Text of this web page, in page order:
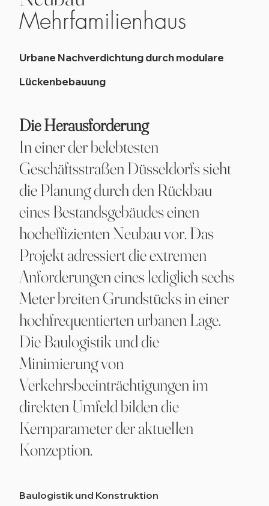
Mehrfamilienhaus
Urbane Nachverdichtung durch modulare
Lückenbebauung
Die Herausforderung
In einer der belebtesten
Geschäftsstraßen Düsseldorfs sieht
die Planung durch den Rückbau
eines Bestandsgebäudes einen
hocheffizienten Neubau vor. Das
Projekt adressiert die extremen
Anforderungen eines lediglich sechs
Meter breiten Grundstücks in einer
hochfrequentierten urbanen Lage.
Die Baulogistik und die
Minimierung von
Verkehrsbeeinträchtigungen im
direkten Umfeld bilden die
Kernparameter der aktuellen
Konzeption.
Baulogistik und Konstruktion